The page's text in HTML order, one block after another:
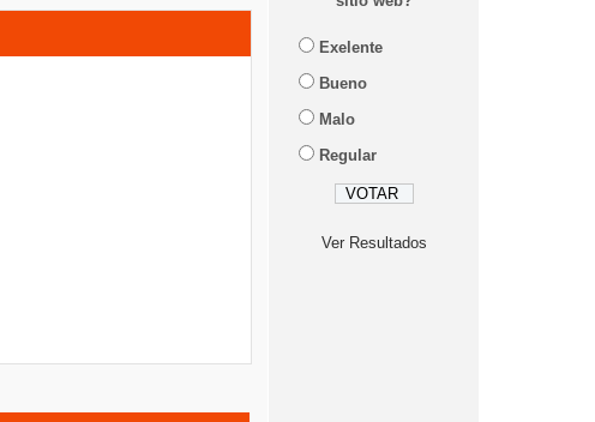
Exelente
Bueno
Malo
Regular
Ver Resultados